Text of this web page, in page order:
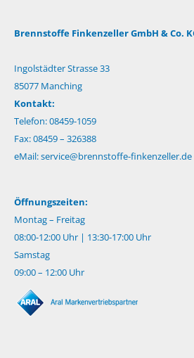
Brennstoffe Finkenzeller GmbH & Co.
Ingolstädter Strasse 33
85077 Manching
Kontakt:
Telefon: 08459-1059
Fax: 08459 – 326388
eMail:service@brennstoffe-finkenzeller.de
Öffnungszeiten:
Montag – Freitag
08:00-12:00 Uhr | 13:30-17:00 Uhr
Samstag
09:00 – 12:00 Uhr